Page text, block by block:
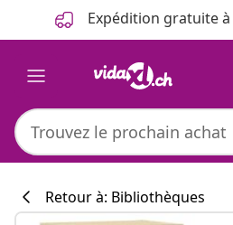
Précédent Expédition gratuite
Retour à: Bibliothèques